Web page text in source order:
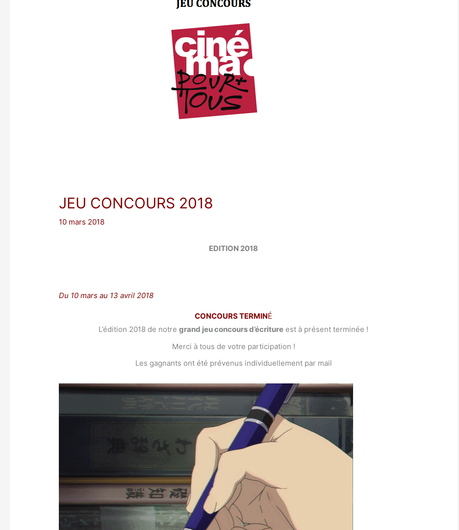
JEU CONCOURS 2018
10 mars 2018
EDITION 2018
Du 10 mars au 13 avril 2018
CONCOURS TERMINÉ
L’édition 2018 de notregrand jeu concours d’écriture est à présent terminée !
Merci à tous de votre participation !
Les gagnants ont été prévenus individuellement par mail